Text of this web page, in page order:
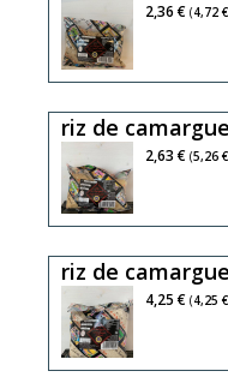
2,36 € (4,72 €
riz de
2,63 € (5,26 €
riz de
4,25 € (4,25 €